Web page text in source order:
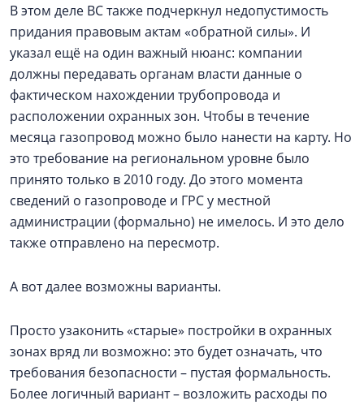
В этом деле ВС также подчеркнул недопустимость
придания правовым актам «обратной силы». И
указал ещё на один важный нюанс: компании
должны передавать органам власти данные о
фактическом нахождении трубопровода и
расположении охранных зон. Чтобы в течение
месяца газопровод можно было нанести на карту. Но
это требование на региональном уровне было
принято только в 2010 году. До этого момента
сведений о газопроводе и ГРС у местной
администрации (формально) не имелось. И это дело
также отправлено на пересмотр.
А вот далее возможны варианты.
Просто узаконить «старые» постройки в охранных
зонах вряд ли возможно: это будет означать, что
требования безопасности – пустая формальность.
Более логичный вариант – возложить расходы по